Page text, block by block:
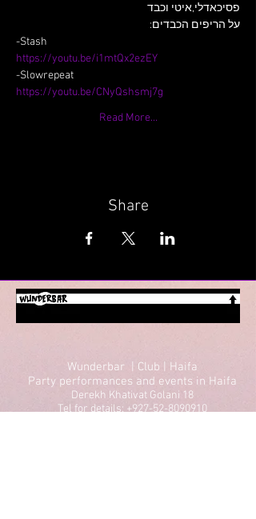
פסיכאדלי,איטי וכבד
על הריפים הכבדים:
-Stash
https://youtu.be/i1mtQx2ezEY
-Slowrepeat
https://youtu.be/CNyQshsmj7g
Read More...
Share
Wunderbar | Club | Haifa
Party performances and events in Haifa
Derekh Khativat Golani 18
Tel for details: +927-52-8090910